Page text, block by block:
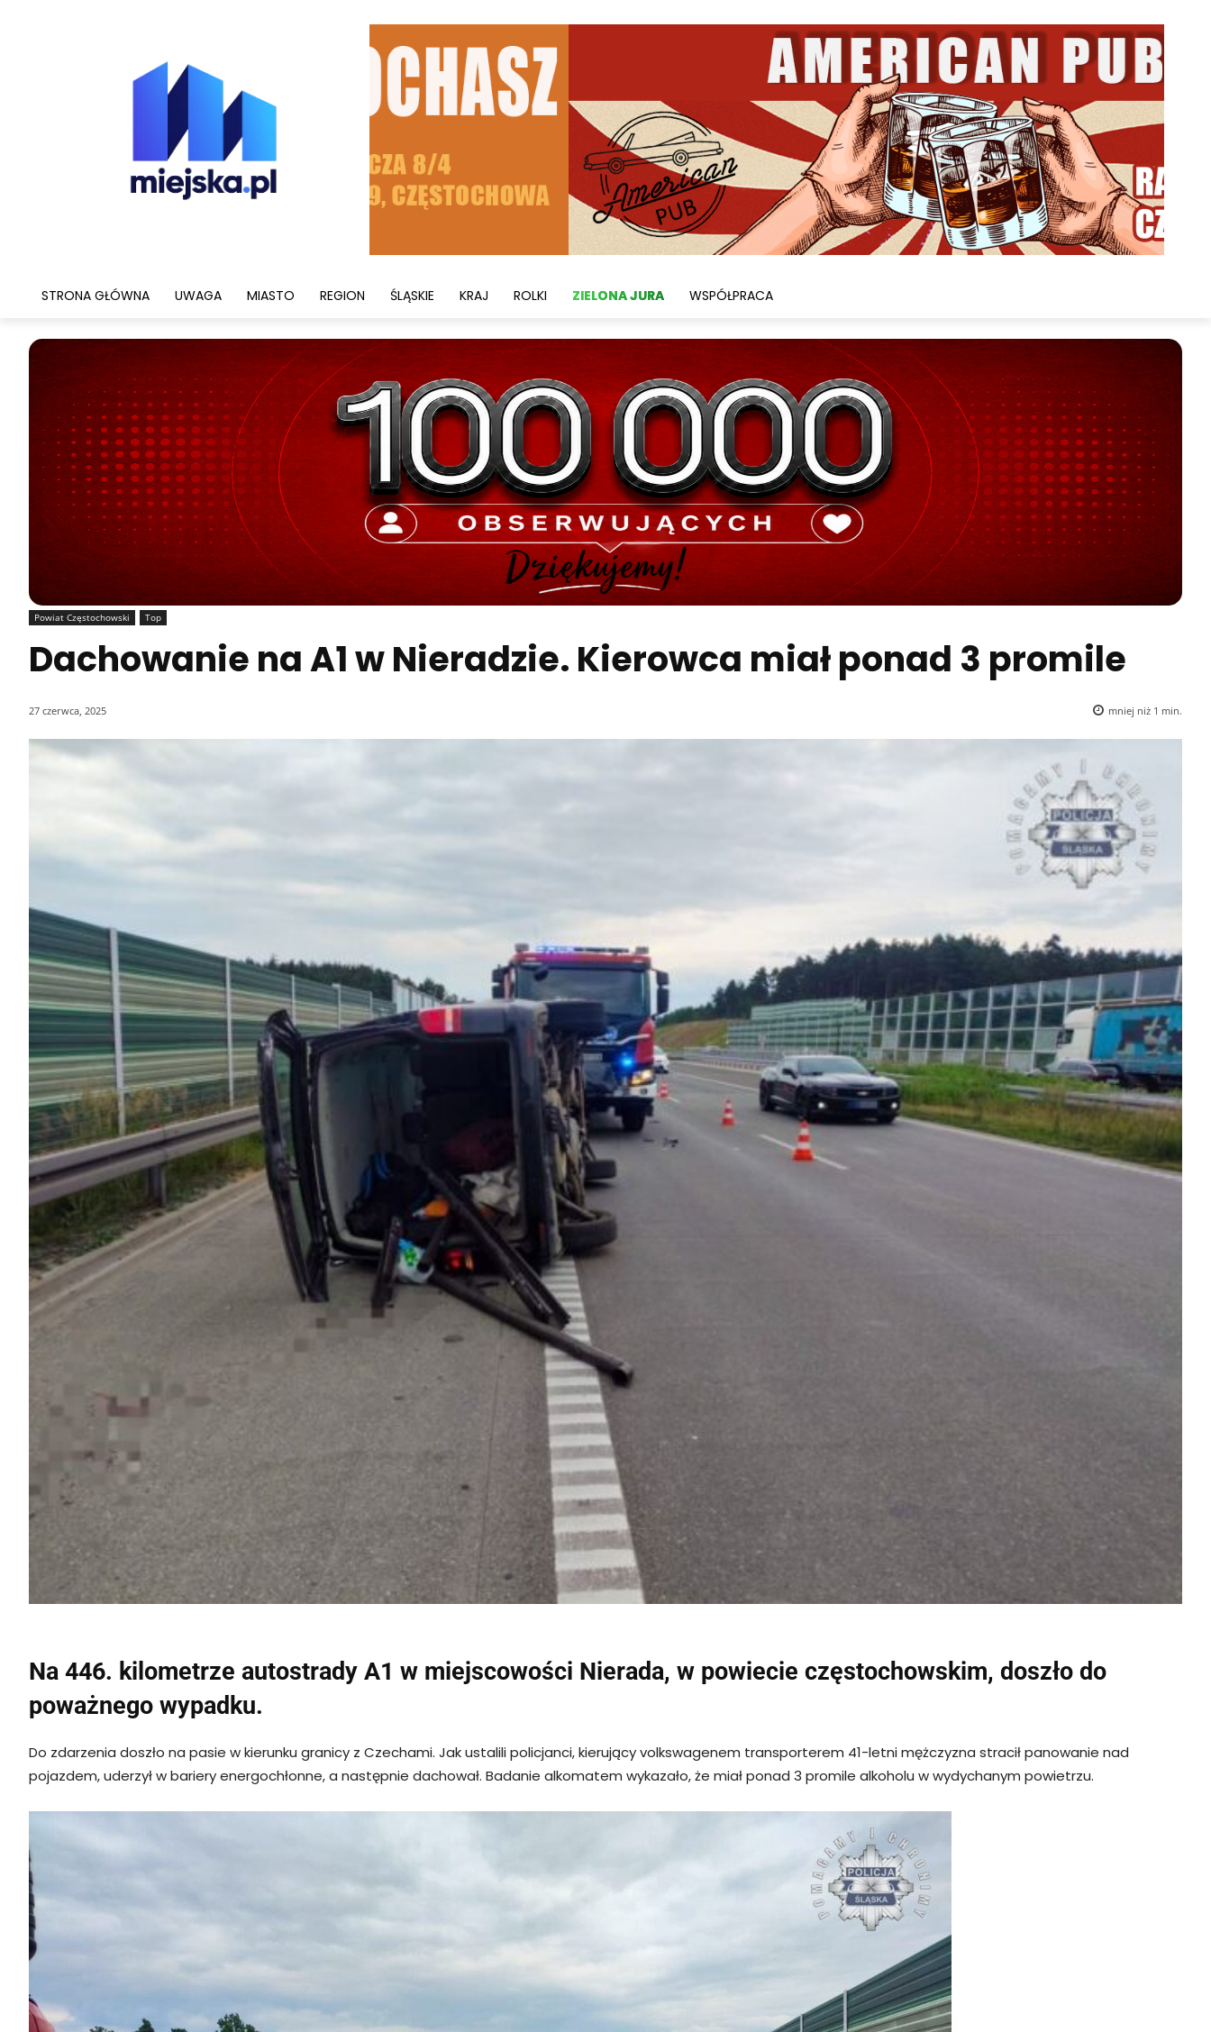
STRONA GŁÓWNA UWAGA MIASTO REGION ŚLĄSKIE KRAJ ROLKI ZIELONA JURA WSPÓŁPRACA
Powiat Częstochowski Top
Dachowanie na A1 w Nieradzie. Kierowca miał ponad 3 promile
27 czerwca, 2025 mniej niż 1 min.
Na 446. kilometrze autostrady A1 w miejscowości Nierada, w powiecie częstochowskim, doszło do
poważnego wypadku.
Do zdarzenia doszło na pasie w kierunku granicy z Czechami. Jak ustalili policjanci, kierujący volkswagenem transporterem 41-letni mężczyzna stracił panowanie nad
pojazdem, uderzył w bariery energochłonne, a następnie dachował. Badanie alkomatem wykazało, że miał ponad 3 promile alkoholu w wydychanym powietrzu.